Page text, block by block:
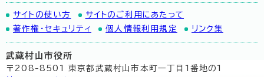
サイトの使い方
サイトのご利用にあたって
著作権・セキュリティ
個人情報利用規定 リンク集
武蔵村山市役所
〒208-8501 東京都武蔵村山市本町一丁目1番地の1